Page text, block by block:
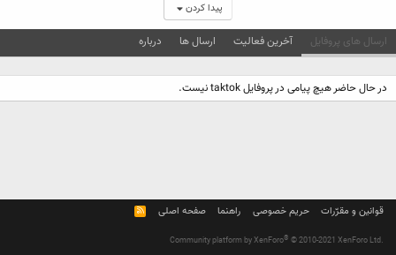
پیدا کردن
ارسال های پروفایل آخرین فعالیت ارسال ها درباره
در حال حاضر هیچ پیامی در پروفایل taktok نیست.
قوانین و مقرّرات حریم خصوصی راهنما صفحه اصلی
R
S
Community platform by XenForo® © 2010-2021 XenForo Ltd.